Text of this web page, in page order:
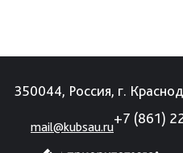
350044, Россия, г.
mail@kubsau.ru
+7 (861)